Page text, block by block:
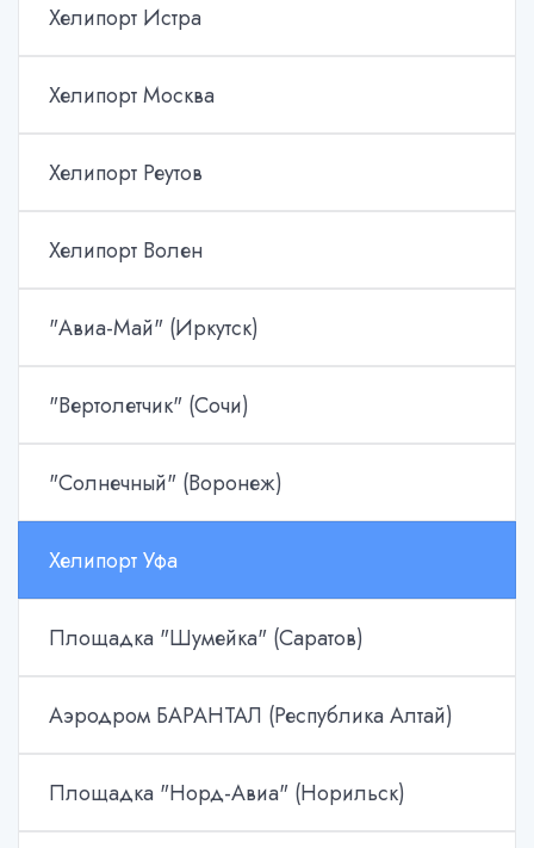
Хелипорт Истра
Хелипорт Москва
Хелипорт Реутов
Хелипорт Волен
"Авиа-Май" (Иркутск)
"Вертолетчик" (Сочи)
"Солнечный" (Воронеж)
Хелипорт Уфа
Площадка "Шумейка" (Саратов)
Аэродром БАРАНТАЛ (Республика Алтай)
Площадка "Норд-Авиа" (Норильск)